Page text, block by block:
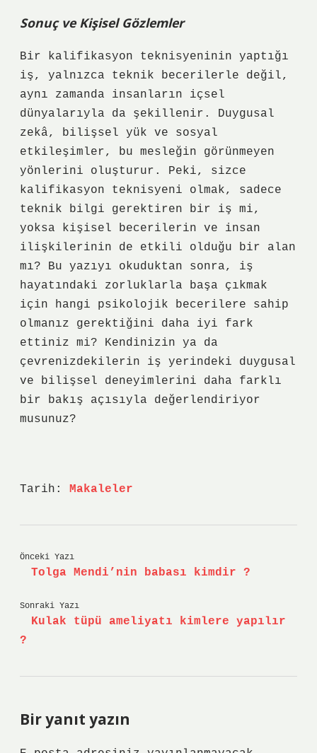
Sonuç ve Kişisel Gözlemler
Bir kalifikasyon teknisyeninin yaptığı
iş, yalnızca teknik becerilerle değil,
aynı zamanda insanların içsel
dünyalarıyla da şekillenir. Duygusal
zekâ, bilişsel yük ve sosyal
etkileşimler, bu mesleğin görünmeyen
yönlerini oluşturur. Peki, sizce
kalifikasyon teknisyeni olmak, sadece
teknik bilgi gerektiren bir iş mi,
yoksa kişisel becerilerin ve insan
ilişkilerinin de etkili olduğu bir alan
mı? Bu yazıyı okuduktan sonra, iş
hayatındaki zorluklarla başa çıkmak
için hangi psikolojik becerilere sahip
olmanız gerektiğini daha iyi fark
ettiniz mi? Kendinizin ya da
çevrenizdekilerin iş yerindeki duygusal
ve bilişsel deneyimlerini daha farklı
bir bakış açısıyla değerlendiriyor
musunuz?
Tarih: Makaleler
Önceki Yazı
Tolga Mendi’nin babası kimdir ?
Sonraki Yazı
Kulak tüpü ameliyatı kimlere yapılır
?
Bir yanıt yazın